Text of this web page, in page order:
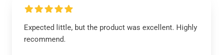
Expected little, but the product was excellent. Highly
recommend.